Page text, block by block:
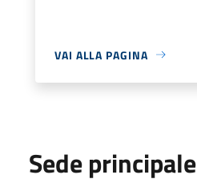
VAI ALLA PAGINA
Sede principale